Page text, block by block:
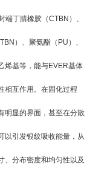
端丁腈橡胶（CTBN ）、
）、聚氨酯（ PU ）、
烯基等，能与EVER基体
相互作用。在固化过程
明显的界面，甚至在分散
以引发银纹吸收能量，从
、分布密度和均匀性以及